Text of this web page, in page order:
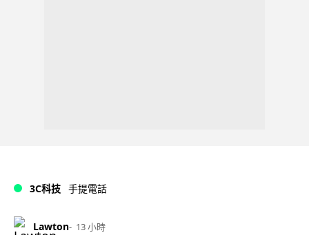
3C科技 手提電話
Lawton 13 小時